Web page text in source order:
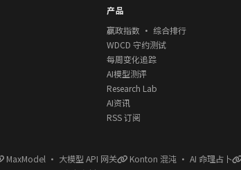
产品
赢政指数 · 综合排行
WDCD 守约测试
每周变化追踪
AI模型测评
Research Lab
AI资讯
RSS 订阅
MaxModel · 大模型 API 网关 Konton 混沌 · AI 命理占卜